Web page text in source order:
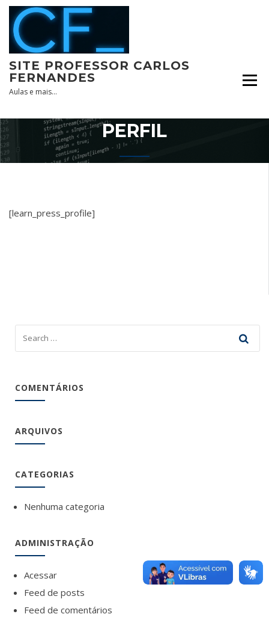
Skip
content
SITE PROFESSOR CARLOS
FERNANDES
Aulas e mais…
PERFIL
[learn_press_profile]
COMENTÁRIOS
ARQUIVOS
CATEGORIAS
Nenhuma categoria
ADMINISTRAÇÃO
Acessar
Feed de posts
Feed de comentários